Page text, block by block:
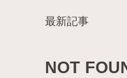
最新記事
NOT